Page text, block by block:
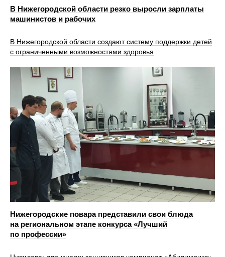
В Нижегородской области резко выросли зарплаты
машинистов и рабочих
В Нижегородской области создают систему поддержки детей
с ограниченными возможностями здоровья
Нижегородские повара представили свои блюда
на региональном этапе конкурса «Лучший
по профессии»